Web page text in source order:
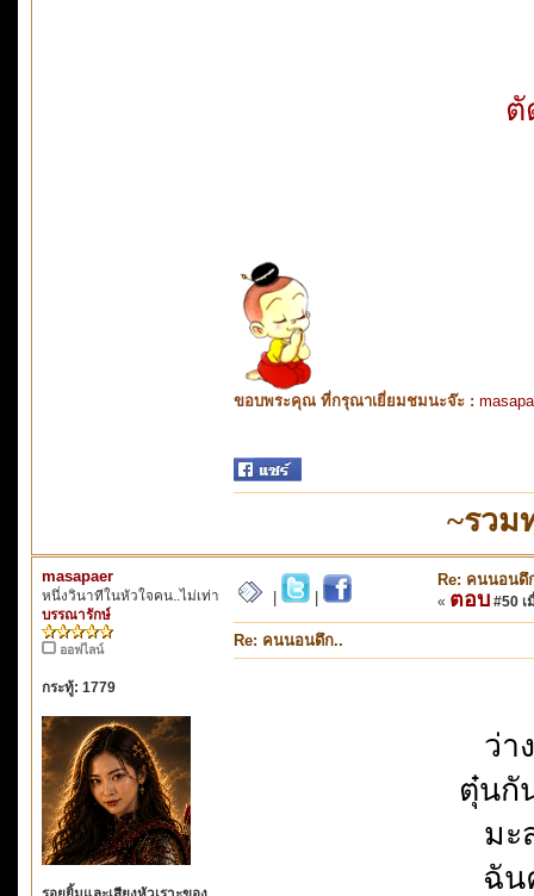
ตั
ขอบพระคุณ ที่กรุณาเยี่ยมชมนะจ๊ะ :
~รวม
masapaer
หนึ่งวินาทีในหัวใจคน..ไม่เท่า
บรรณารักษ์
ออฟไลน์
กระทู้: 1779
รอยยิ้มและเสียงหัวเราะของ
Re: คนนอนดึ
« ตอบ #50 เ
Re: คนนอนดึก..
ว่า
ตุ๋นกั
มะ
ฉัน